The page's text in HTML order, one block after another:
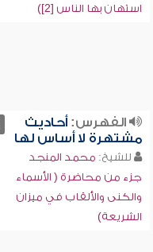
استهان بها الناس [2])
الفهرس:أحاديث
مشتهرة لا أساس لها
للشيخ: محمد المنجد
جزء من محاضرة ( الأسماء
والكنى والألقاب في ميزان
الشريعة)